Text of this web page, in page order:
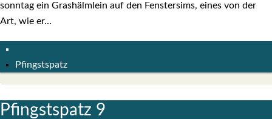
sonn­tag ein Gras­hälm­lein auf den Fens­ter­sims, eines von der
Art, wie er…
Pfingstspatz
Pfingst­spatz 9